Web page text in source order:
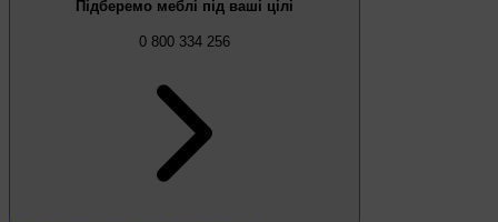
Підберемо меблі під ваші цілі
0 800 334 256